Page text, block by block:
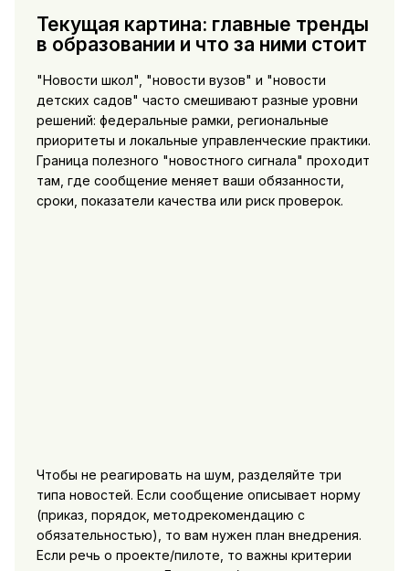
Текущая картина: главные тренды
в образовании и что за ними стоит
"Новости школ", "новости вузов" и "новости
детских садов" часто смешивают разные уровни
решений: федеральные рамки, региональные
приоритеты и локальные управленческие практики.
Граница полезного "новостного сигнала" проходит
там, где сообщение меняет ваши обязанности,
сроки, показатели качества или риск проверок.
Чтобы не реагировать на шум, разделяйте три
типа новостей. Если сообщение описывает норму
(приказ, порядок, методрекомендацию с
обязательностью), то вам нужен план внедрения.
Если речь о проекте/пилоте, то важны критерии